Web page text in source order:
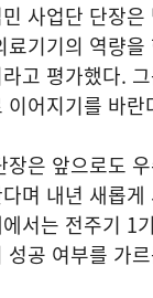
사업단 단장
료기기의 역량
고 평가했다.
이어지기를 바
장은 앞으로도
며 내년 새롭
서는 전주기 1
성공 여부를 가